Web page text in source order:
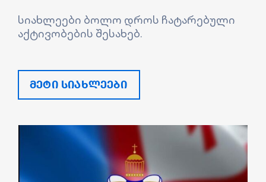
სიახლეები ბოლო დროს ჩატარებული
აქტივობების შესახებ.
მეტი სიახლეები